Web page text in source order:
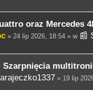
oraz Mercedes
» 24 lip 2026, 18:54 » w 📰
Szarpnięcia
» 19 lip